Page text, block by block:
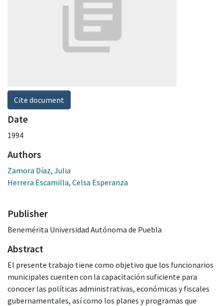
Cite document
Date
1994
Authors
Zamora Díaz, Julia
Herrera Escamilla, Celsa Esperanza
Publisher
Benemérita Universidad Autónoma de Puebla
Abstract
El presente trabajo tiene como objetivo que los funcionarios
municipales cuenten con la capacitación suficiente para
conocer las políticas administrativas, económicas y fiscales
gubernamentales, así como los planes y programas que